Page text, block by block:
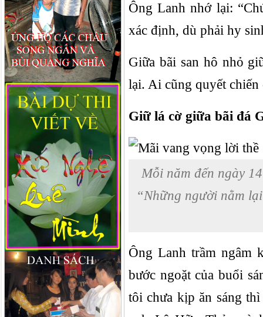
Ông Lanh nhớ lại:
xác định, dù phải hy
Giữa bãi san hô nhỏ
lại. Ai cũng quyết chiến
Giữ lá cờ giữa bãi đá
Mỗi năm đến ngày
“Những người nằm
Ông Lanh trầm ngâm
bước ngoặt của buổi
tôi chưa kịp ăn sáng